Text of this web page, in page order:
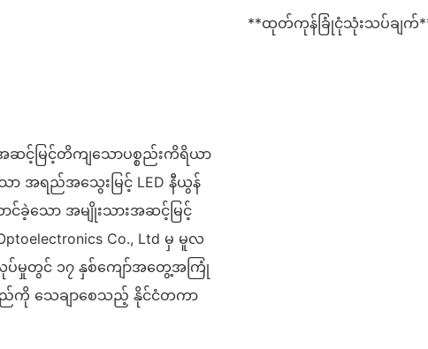
**ထုတ်ကုန်ခြုံငုံသုံးသပ်ချက်
ဆင့်မြင့်တိကျသောပစ္စည်းကိရိယာ
အရည်အသွေးမြင့် LED နီယွန်
ခဲ့သော အမျိုးသားအဆင့်မြင့်
Co., Ltd မှ မူလ
မှုတွင် ၁၇ နှစ်ကျော်အတွေ့အကြုံ
ည်ကို သေချာစေသည့် နိုင်ငံတကာ